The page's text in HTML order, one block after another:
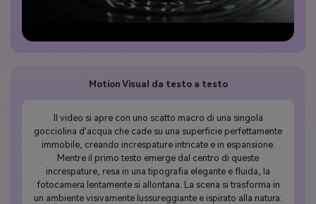
Motion Visual da testo a testo
Il video si apre con uno scatto macro di una singola
gocciolina d'acqua che cade su una superficie perfettamente
immobile, creando increspature intricate e in espansione.
Mentre il primo testo emerge dal centro di queste
increspature, resa in una tipografia elegante e fluida, la
fotocamera lentamente si allontana. La scena si trasforma in
un ambiente visivamente lussureggiante e ispirato alla natura: